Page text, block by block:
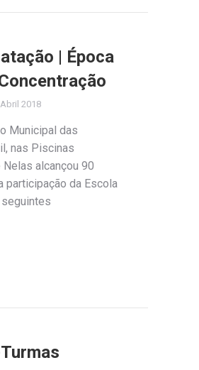
| Época
2018
Municipal das
nas Piscinas
alcançou 90
participação da Escola